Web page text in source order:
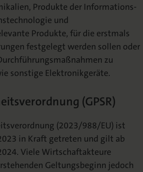
Produkte der Informations-
und
Produkte, für die erstmals
festgelegt werden sollen oder
zu
sonstige Elektronikgeräte.
(GPSR)
(2023/988/EU) ist
in Kraft getreten und gilt ab
Viele Wirtschaftakteure
Geltungsbeginn jedoch